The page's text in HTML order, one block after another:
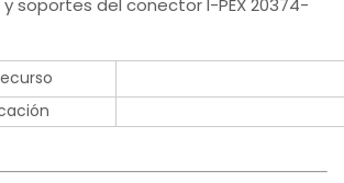
soportes del conector I-PEX 20374-